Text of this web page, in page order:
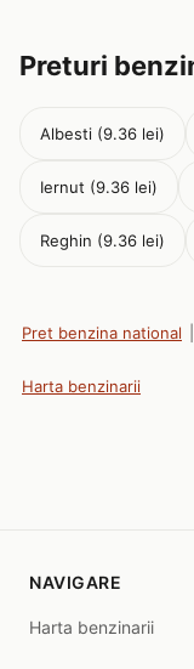
Preturi
Albesti (9.36 lei)
Iernut (9.36 lei)
Reghin (9.36 lei)
Pret benzina national
Harta benzinarii
NAVIGARE
Harta benzinarii